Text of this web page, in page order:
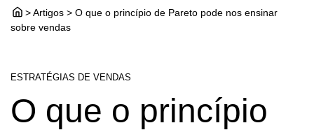
> Artigos > O que o princípio de Pareto pode nos ensinar
sobre vendas
ESTRATÉGIAS DE VENDAS
O que o princípio